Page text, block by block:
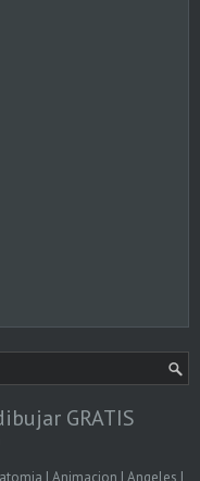
GRATIS
| Animacion | Angeles |